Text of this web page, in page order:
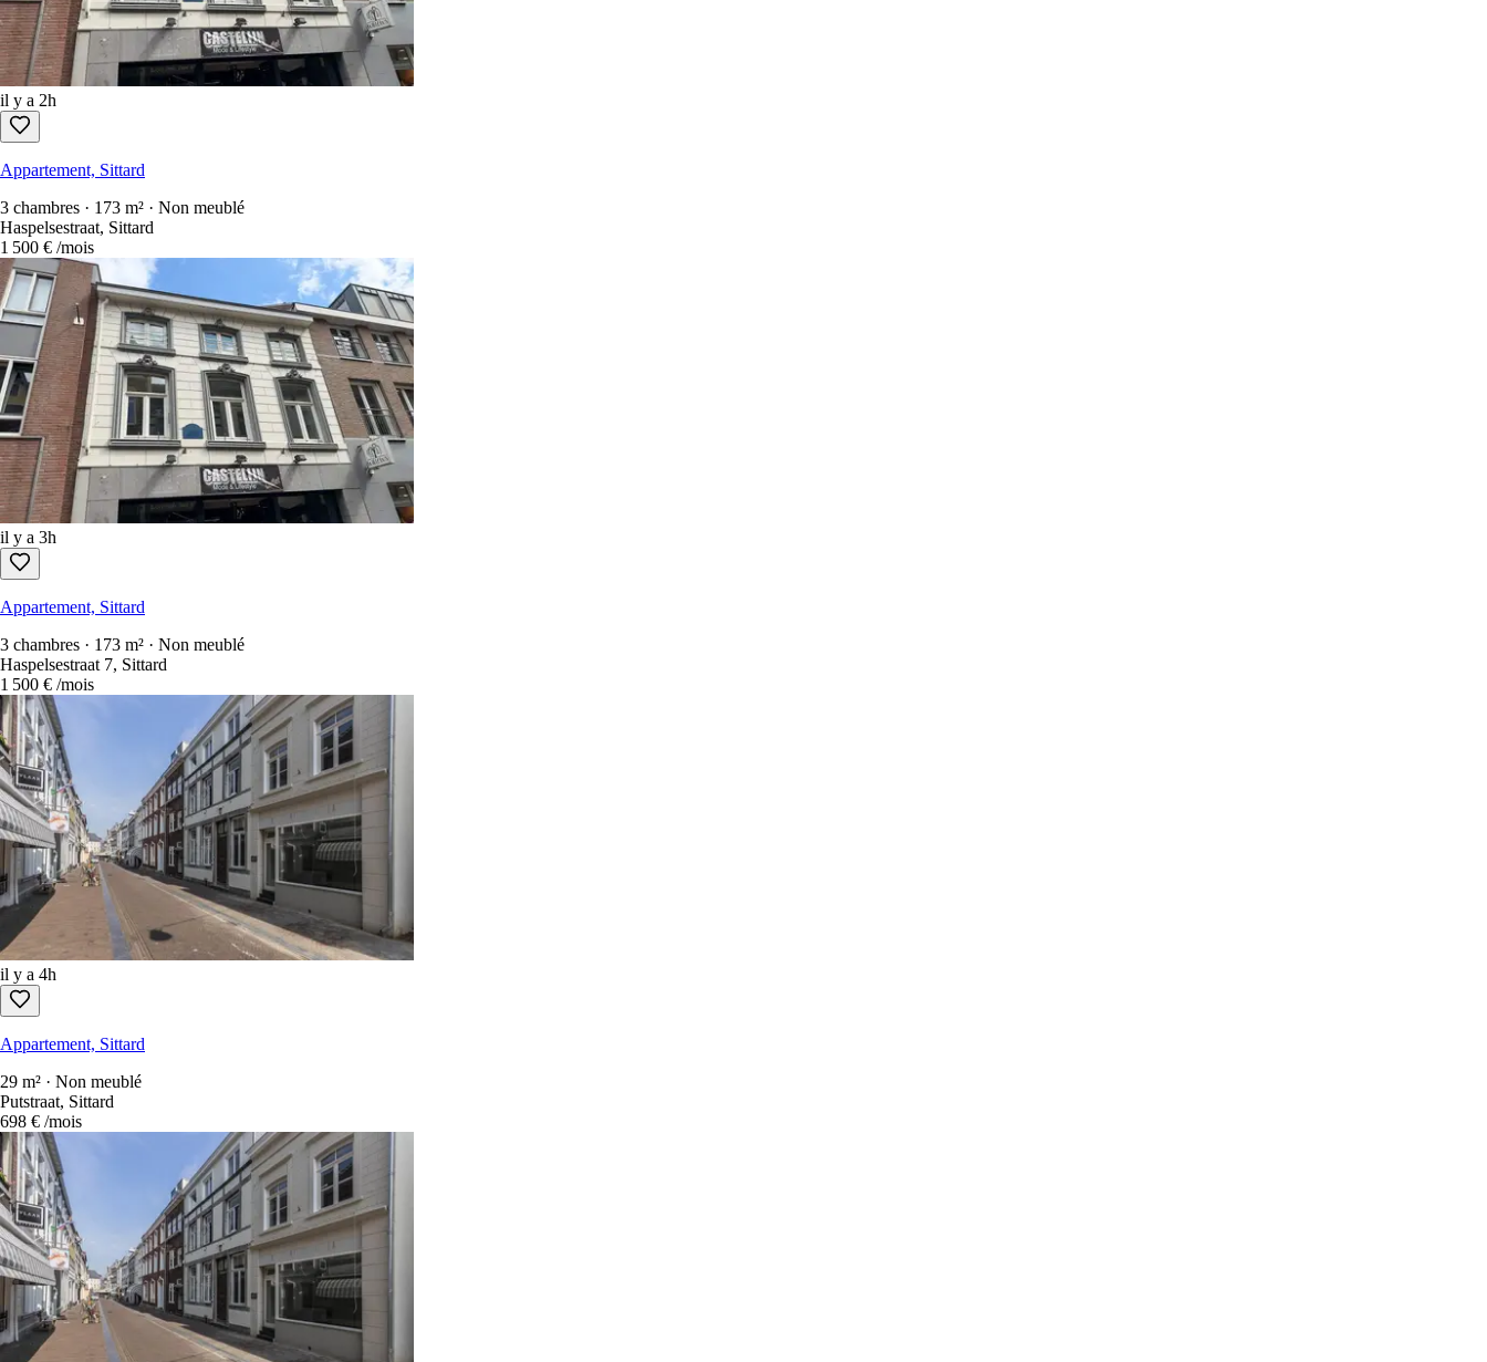
Chaque location aux Pays-Bas en une seule recherche. 1 100+ sites
Créer un compte
il y a 2h
Appartement, Sittard
3 chambres · 173 m² · Non meublé
Haspelsestraat, Sittard
1 500 €
il y a 3h
Appartement, Sittard
3 chambres · 173 m² · Non meublé
Haspelsestraat 7, Sittard
1 500 €
il y a 4h
Appartement, Sittard